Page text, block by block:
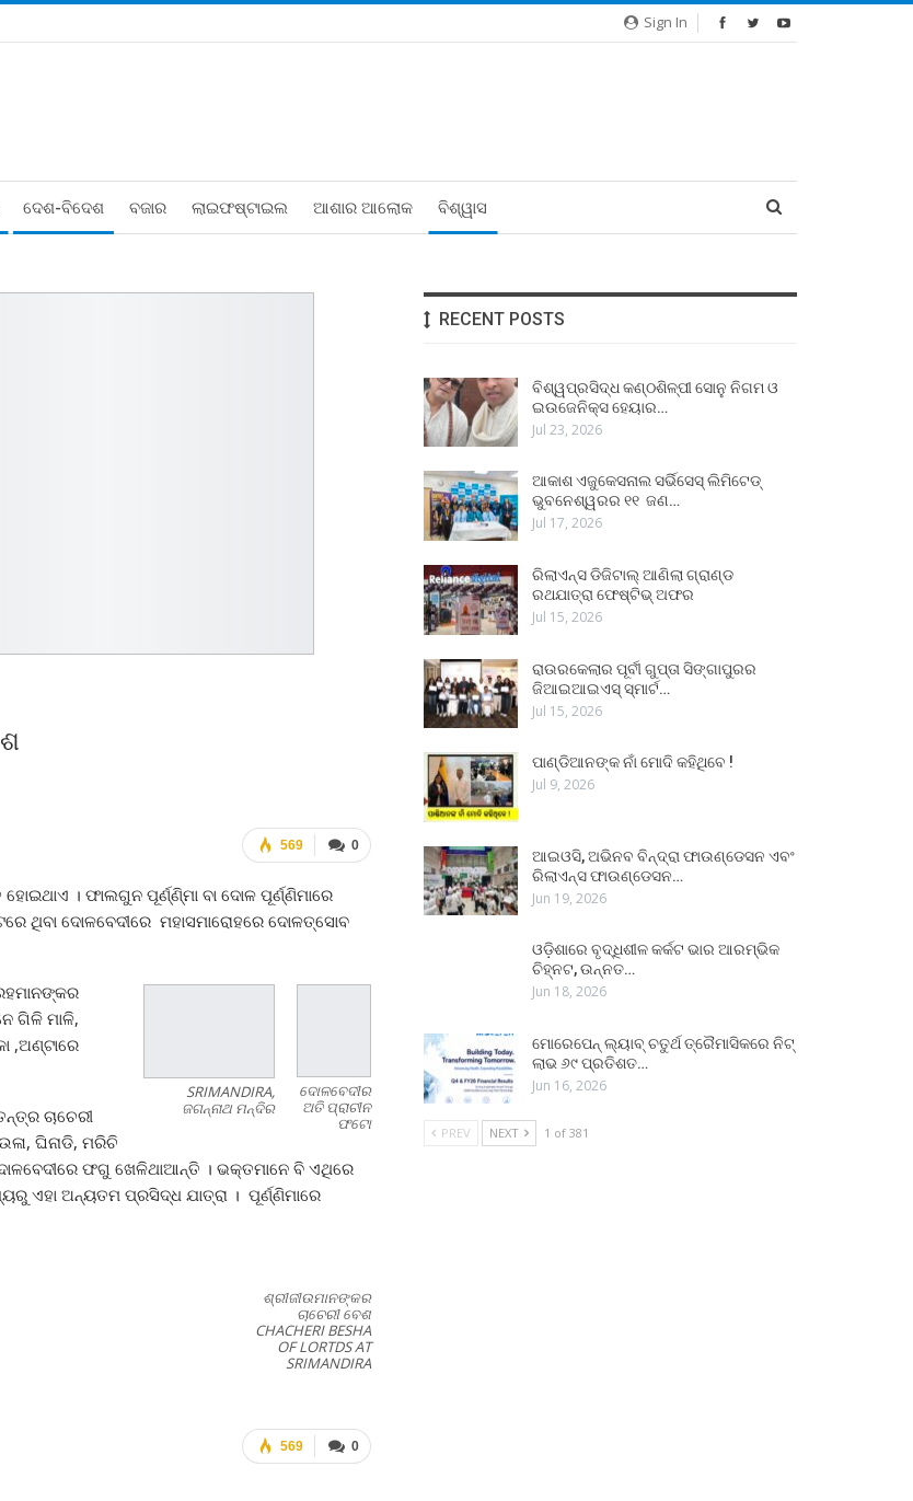
Sign In
ଦେଶ-ବିଦେଶ ବଜାର ଲାଇଫଷ୍ଟାଇଲ ଆଶାର ଆଲୋକ ବିଶ୍ୱାସ
0
569
। ଫାଲଗୁନ ପୂର୍ଣ୍ଣି୍ମା ବା ଦୋଳ ପୂର୍ଣ୍ଣିମାରେ
ଥିବା ଦୋଳବେଦୀରେ ମହାସମାରୋହରେ ଦୋଳତ୍ସୋବ
ଦୋଳବେଦୀର
ଅତି ପ୍ରାଚୀନ
ଫଟୋ
SRIMANDIRA,
ଜଗନ୍ନାଥ ମନ୍ଦିର
ଗିଳି ମାଳି,
,ଅଣ୍ଟାରେ
ଚାଚେରୀ
ଘିନାଡି, ମରିଚି
ଫଗୁ ଖେଳିଥାଆନ୍ତି । ଭକ୍ତମାନେ ବି ଏଥିରେ
ଏହା ଅନ୍ୟତମ ପ୍ରସିଦ୍ଧ ଯାତ୍ରା । ପୂର୍ଣ୍ଣିମାରେ
ଶ୍ରୀଜୀଉମାନଙ୍କର
ଚାଚେରୀ ବେଶ
CHACHERI BESHA
OF LORTDS AT
SRIMANDIRA
0
569
RECENT POSTS
ବିଶ୍ୱପ୍ରସିଦ୍ଧ କଣ୍ଠଶିଳ୍ପୀ ସୋନୁ ନିଗମ ଓ
ଇଉଜେନିକ୍ସ ହେୟାର…
Jul 23, 2026
ଆକାଶ ଏଜୁକେସନାଲ ସର୍ଭିସେସ୍ ଲିମିଟେଡ୍
ଭୁବନେଶ୍ୱରର ୧୧ ଜଣ…
Jul 17, 2026
ରିଲାଏନ୍ସ ଡିଜିଟାଲ୍ ଆଣିଲା ଗ୍ରାଣ୍ଡ
ରଥଯାତ୍ରା ଫେଷ୍ଟିଭ୍ ଅଫର
Jul 15, 2026
ରାଉରକେଲାର ପୂର୍ବୀ ଗୁପ୍ତା ସିଙ୍ଗାପୁରର
ଜିଆଇଆଇଏସ୍ ସ୍ମାର୍ଟ…
Jul 15, 2026
ପାଣ୍ଡିଆନଙ୍କ ନାଁ ମୋଦି କହିଥିବେ !
Jul 9, 2026
ଆଇଓସି, ଅଭିନବ ବିନ୍ଦ୍ରା ଫାଉଣ୍ଡେସନ ଏବଂ
ରିଲାଏନ୍ସ ଫାଉଣ୍ଡେସନ…
Jun 19, 2026
ଓଡ଼ିଶାରେ ବୃଦ୍ଧିଶୀଳ କର୍କଟ ଭାର ଆରମ୍ଭିକ
ଚିହ୍ନଟ, ଉନ୍ନତ…
Jun 18, 2026
ମୋରେପେନ୍ ଲ୍ୟାବ୍ ଚତୁର୍ଥ ତ୍ରୈମାସିକରେ ନିଟ୍
ଲାଭ ୬୯ ପ୍ରତିଶତ…
Jun 16, 2026
PREV NEXT 1 of 381